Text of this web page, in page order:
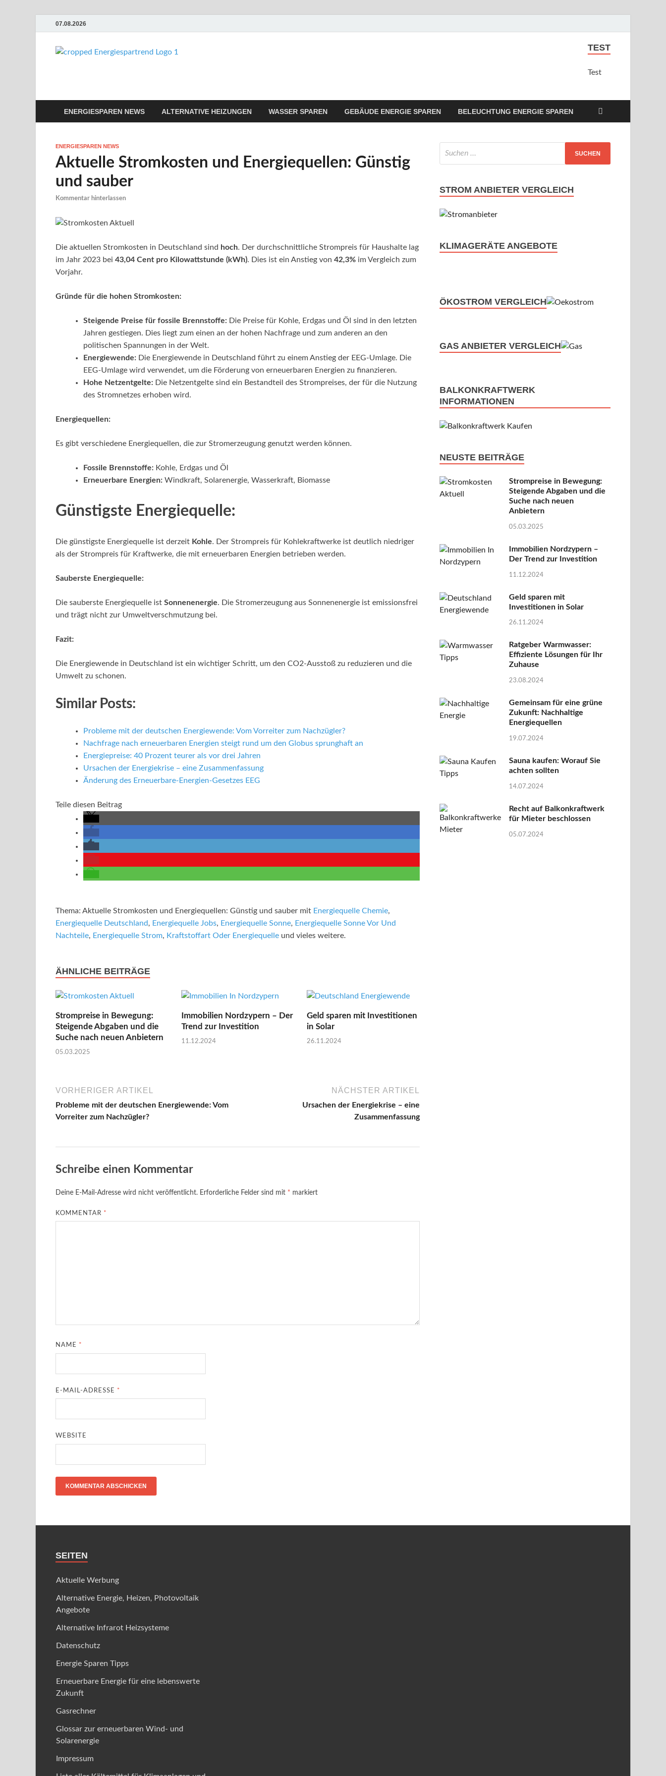
07.08.2026
TEST
Test
ENERGIESPAREN NEWS ALTERNATIVE HEIZUNGEN WASSER SPAREN GEBÄUDE ENERGIE SPAREN BELEUCHTUNG ENERGIE SPAREN
ENERGIESPAREN NEWS
Aktuelle Stromkosten und Energiequellen: Günstig
und sauber
Kommentar hinterlassen
Die aktuellen Stromkosten in Deutschland sind hoch. Der durchschnittliche Strompreis für Haushalte lag
im Jahr 2023 bei 43,04 Cent pro Kilowattstunde (kWh). Dies ist ein Anstieg von 42,3% im Vergleich zum
Vorjahr.
Gründe für die hohen Stromkosten:
Steigende Preise für fossile Brennstoffe: Die Preise für Kohle, Erdgas und Öl sind in den letzten
Jahren gestiegen. Dies liegt zum einen an der hohen Nachfrage und zum anderen an den
politischen Spannungen in der Welt.
Energiewende: Die Energiewende in Deutschland führt zu einem Anstieg der EEG-Umlage. Die
EEG-Umlage wird verwendet, um die Förderung von erneuerbaren Energien zu finanzieren.
Hohe Netzentgelte: Die Netzentgelte sind ein Bestandteil des Strompreises, der für die Nutzung
des Stromnetzes erhoben wird.
Energiequellen:
Es gibt verschiedene Energiequellen, die zur Stromerzeugung genutzt werden können.
Fossile Brennstoffe: Kohle, Erdgas und Öl
Erneuerbare Energien: Windkraft, Solarenergie, Wasserkraft, Biomasse
Günstigste Energiequelle:
Die günstigste Energiequelle ist derzeit Kohle. Der Strompreis für Kohlekraftwerke ist deutlich niedriger
als der Strompreis für Kraftwerke, die mit erneuerbaren Energien betrieben werden.
Sauberste Energiequelle:
Die sauberste Energiequelle ist Sonnenenergie. Die Stromerzeugung aus Sonnenenergie ist emissionsfrei
und trägt nicht zur Umweltverschmutzung bei.
Fazit:
Die Energiewende in Deutschland ist ein wichtiger Schritt, um den CO2-Ausstoß zu reduzieren und die
Umwelt zu schonen.
Similar Posts:
Probleme mit der deutschen Energiewende: Vom Vorreiter zum Nachzügler?
Nachfrage nach erneuerbaren Energien steigt rund um den Globus sprunghaft an
Energiepreise: 40 Prozent teurer als vor drei Jahren
Ursachen der Energiekrise – eine Zusammenfassung
Änderung des Erneuerbare-Energien-Gesetzes EEG
Teile diesen Beitrag
Thema: Aktuelle Stromkosten und Energiequellen: Günstig und sauber mit Energiequelle Chemie,
Energiequelle Deutschland, Energiequelle Jobs, Energiequelle Sonne, Energiequelle Sonne Vor Und
Nachteile, Energiequelle Strom, Kraftstoffart Oder Energiequelle und vieles weitere.
ÄHNLICHE BEITRÄGE
Strompreise in Bewegung:
Steigende Abgaben und die
Suche nach neuen Anbietern
05.03.2025
Immobilien Nordzypern – Der
Trend zur Investition
11.12.2024
Geld sparen mit Investitionen
in Solar
26.11.2024
VORHERIGER ARTIKEL
Probleme mit der deutschen Energiewende: Vom
Vorreiter zum Nachzügler?
NÄCHSTER ARTIKEL
Ursachen der Energiekrise – eine
Zusammenfassung
Schreibe einen Kommentar
Deine E-Mail-Adresse wird nicht veröffentlicht. Erforderliche Felder sind mit * markiert
KOMMENTAR *
NAME *
E-MAIL-ADRESSE *
WEBSITE
STROM ANBIETER VERGLEICH
KLIMAGERÄTE ANGEBOTE
ÖKOSTROM VERGLEICH
GAS ANBIETER VERGLEICH
BALKONKRAFTWERK
INFORMATIONEN
NEUSTE BEITRÄGE
Strompreise in Bewegung:
Steigende Abgaben und die
Suche nach neuen
Anbietern
05.03.2025
Immobilien Nordzypern –
Der Trend zur Investition
11.12.2024
Geld sparen mit
Investitionen in Solar
26.11.2024
Ratgeber Warmwasser:
Effiziente Lösungen für Ihr
Zuhause
23.08.2024
Gemeinsam für eine grüne
Zukunft: Nachhaltige
Energiequellen
19.07.2024
Sauna kaufen: Worauf Sie
achten sollten
14.07.2024
Recht auf Balkonkraftwerk
für Mieter beschlossen
05.07.2024
SEITEN
Aktuelle Werbung
Alternative Energie, Heizen, Photovoltaik
Angebote
Alternative Infrarot Heizsysteme
Datenschutz
Energie Sparen Tipps
Erneuerbare Energie für eine lebenswerte
Zukunft
Gasrechner
Glossar zur erneuerbaren Wind- und
Solarenergie
Impressum